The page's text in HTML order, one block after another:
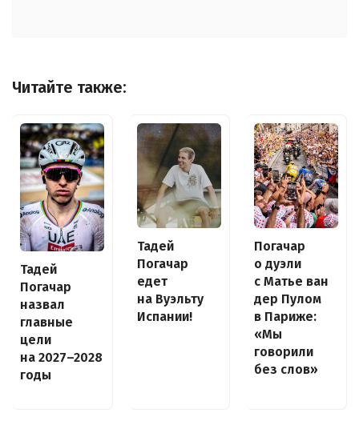
Читайте также:
Тадей
Погачар
назвал
главные
цели
на 2027–2028
годы
Тадей
Погачар
едет
на Вуэльту
Испании!
Погачар
о дуэли
с Матье ван
дер Пулом
в Париже:
«Мы
говорили
без слов»